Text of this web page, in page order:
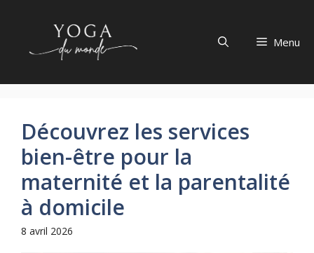
Menu
Découvrez les services
bien-être pour la
maternité et la parentalité
à domicile
8 avril 2026